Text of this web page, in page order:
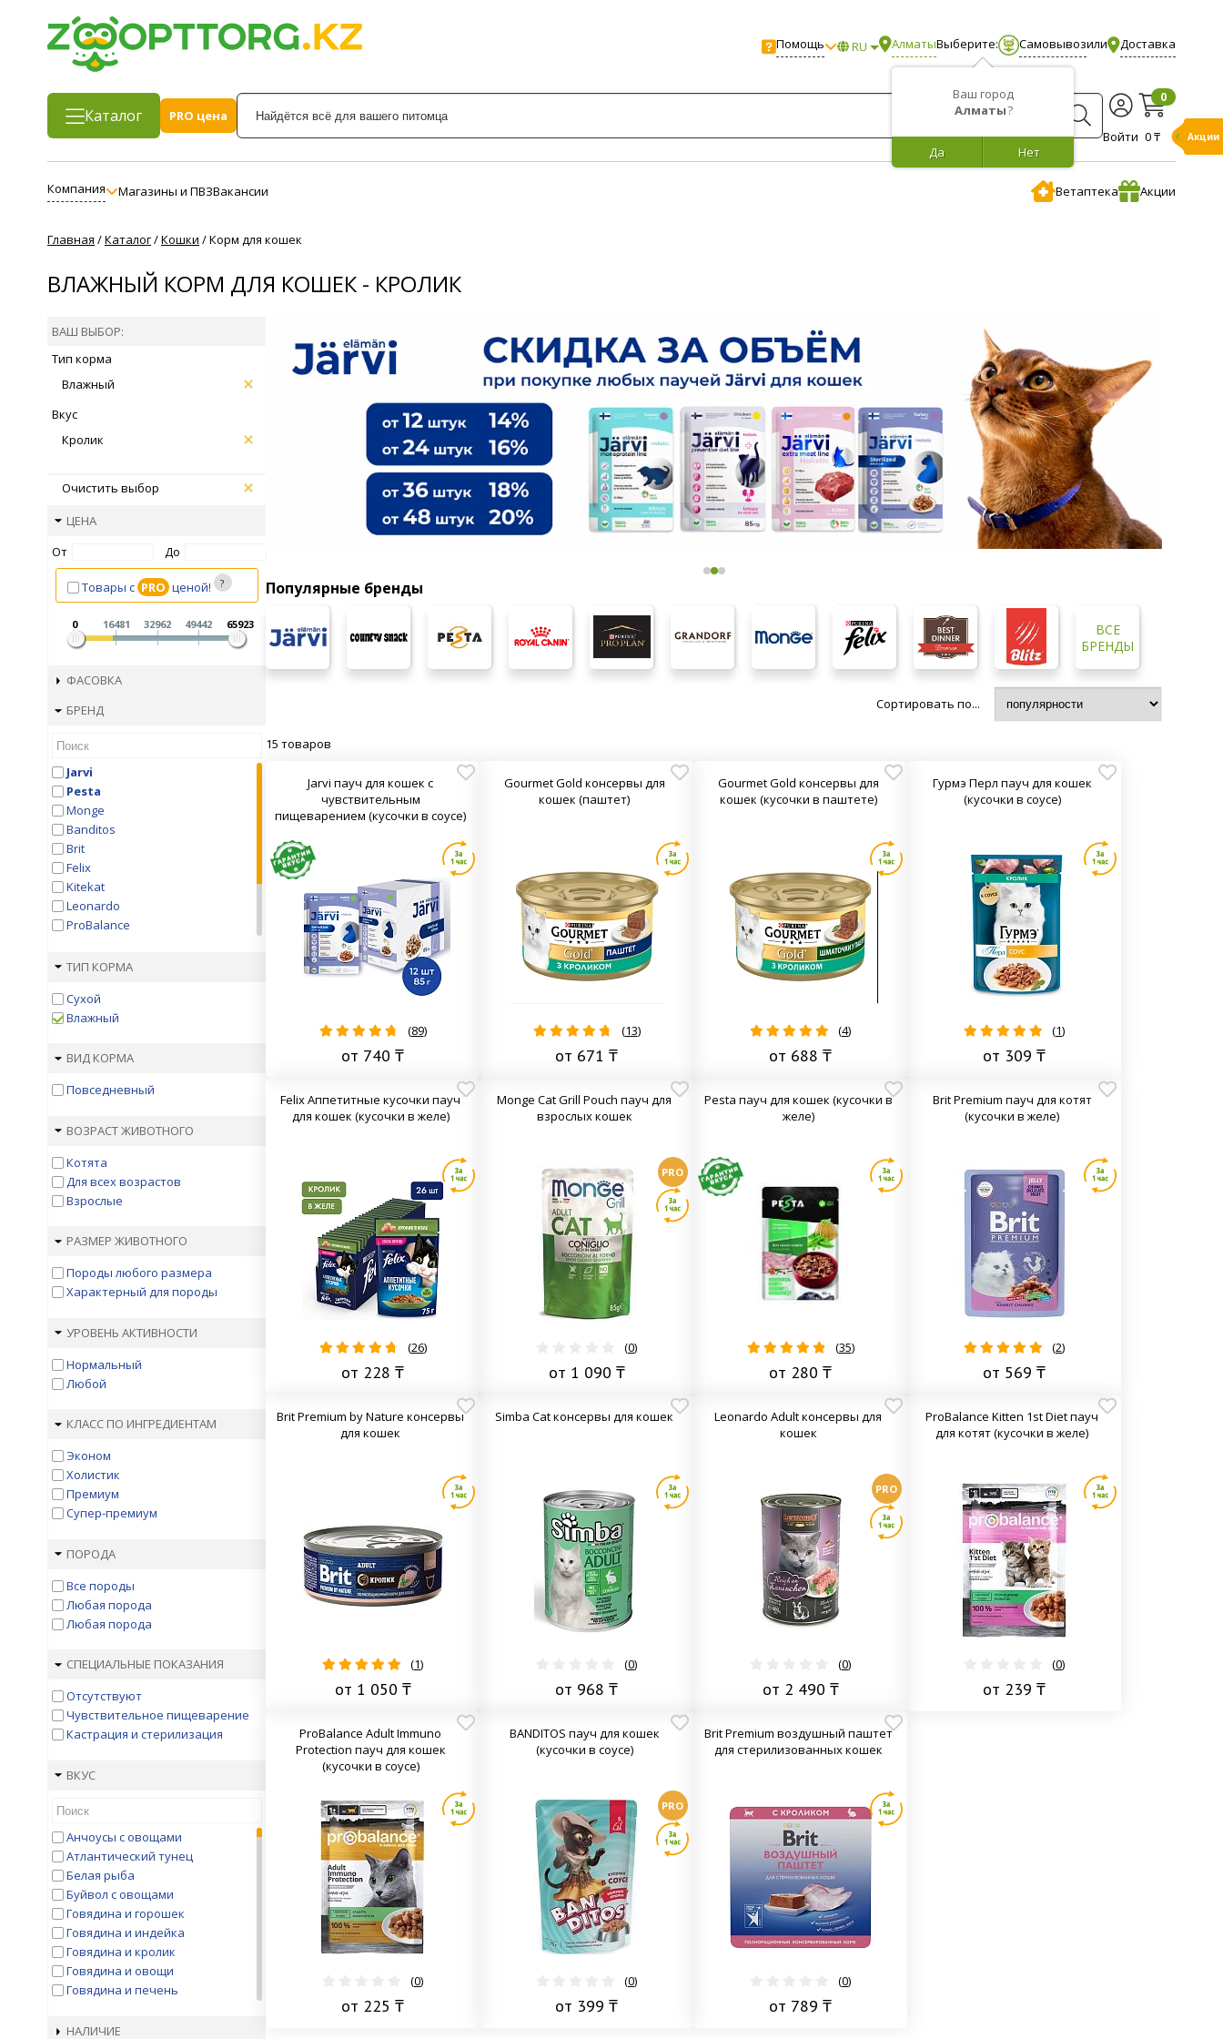
Помощь RU Алматы
Ваш город
Алматы?
Нет
Да
Выберите: Самовывозили Доставка
Каталог
PRO цена
Войти
0
0 ₸
Компания Магазины и ПВЗВакансии Ветаптека Акции
Главная /Каталог/Кошки /Корм для кошек
ВЛАЖНЫЙ КОРМ ДЛЯ КОШЕК - КРОЛИК
ВАШ ВЫБОР:
Тип корма
Влажный
Вкус
Кролик
Очистить выбор
ЦЕНА
От
До
Товары с PRO ценой!
0 16481 32962 49442 65923
ФАСОВКА
БРЕНД
Jarvi
Pesta
Monge
Banditos
Brit
Felix
Kitekat
Leonardo
ProBalance
Simba
Гурмэ
ТИП КОРМА
Сухой
Влажный
ВИД КОРМА
Повседневный
ВОЗРАСТ ЖИВОТНОГО
Котята
Для всех возрастов
Взрослые
РАЗМЕР ЖИВОТНОГО
Породы любого размера
Характерный для породы
УРОВЕНЬ АКТИВНОСТИ
Нормальный
Любой
КЛАСС ПО ИНГРЕДИЕНТАМ
Эконом
Холистик
Премиум
Супер-премиум
ПОРОДА
Все породы
Любая порода
Любая порода
СПЕЦИАЛЬНЫЕ ПОКАЗАНИЯ
Отсутствуют
Чувствительное пищеварение
Кастрация и стерилизация
ВКУС
Анчоусы с овощами
Атлантический тунец
Белая рыба
Буйвол с овощами
Говядина и горошек
Говядина и индейка
Говядина и кролик
Говядина и овощи
Говядина и печень
Говядина и рубец
НАЛИЧИЕ
Популярные бренды
ВСЕ
БРЕНДЫ
Сортировать по...
15 товаров
Jarvi пауч для кошек с
чувствительным
пищеварением (кусочки в соусе)
(89)
от 740 ₸
Gourmet Gold консервы для
кошек (паштет)
(13)
от 671 ₸
Gourmet Gold консервы для
кошек (кусочки в паштете)
(4)
от 688 ₸
Гурмэ Перл пауч для кошек
(кусочки в соусе)
(1)
от 309 ₸
Felix Аппетитные кусочки пауч
для кошек (кусочки в желе)
(26)
от 228 ₸
Monge Cat Grill Pouch пауч для
взрослых кошек
PRO
(0)
от 1 090 ₸
Pesta пауч для кошек (кусочки в
желе)
(35)
от 280 ₸
Brit Premium пауч для котят
(кусочки в желе)
(2)
от 569 ₸
Brit Premium by Nature консервы
для кошек
(1)
от 1 050 ₸
Simba Cat консервы для кошек
(0)
от 968 ₸
Leonardo Adult консервы для
кошек
PRO
(0)
от 2 490 ₸
ProBalance Kitten 1st Diet пауч
для котят (кусочки в желе)
(0)
от 239 ₸
ProBalance Adult Immuno
Protection пауч для кошек
(кусочки в соусе)
(0)
от 225 ₸
BANDITOS пауч для кошек
(кусочки в соусе)
PRO
(0)
от 399 ₸
Brit Premium воздушный паштет
для стерилизованных кошек
(0)
от 789 ₸
Акции